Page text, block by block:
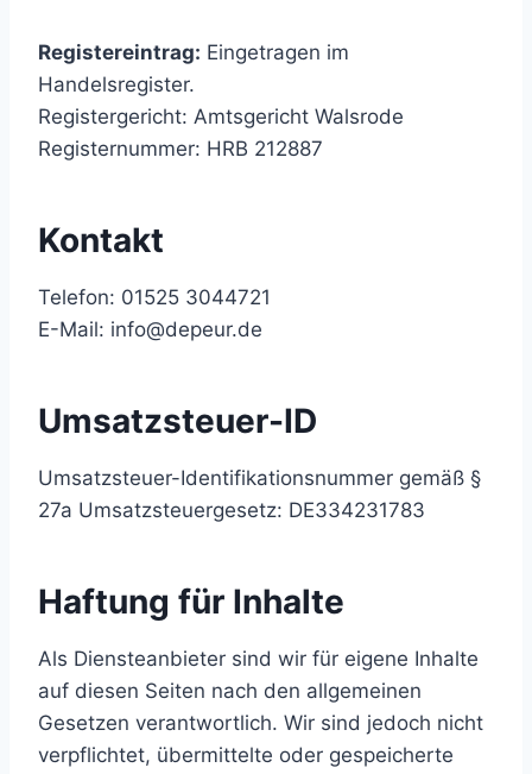
Registereintrag: Eingetragen im
Handelsregister.
Registergericht: Amtsgericht Walsrode
Registernummer: HRB 212887
Kontakt
Telefon: 01525 3044721
E-Mail: info@depeur.de
Umsatzsteuer-ID
Umsatzsteuer-Identifikationsnummer gemäß §
27a Umsatzsteuergesetz: DE334231783
Haftung für Inhalte
Als Diensteanbieter sind wir für eigene Inhalte
auf diesen Seiten nach den allgemeinen
Gesetzen verantwortlich. Wir sind jedoch nicht
verpflichtet, übermittelte oder gespeicherte